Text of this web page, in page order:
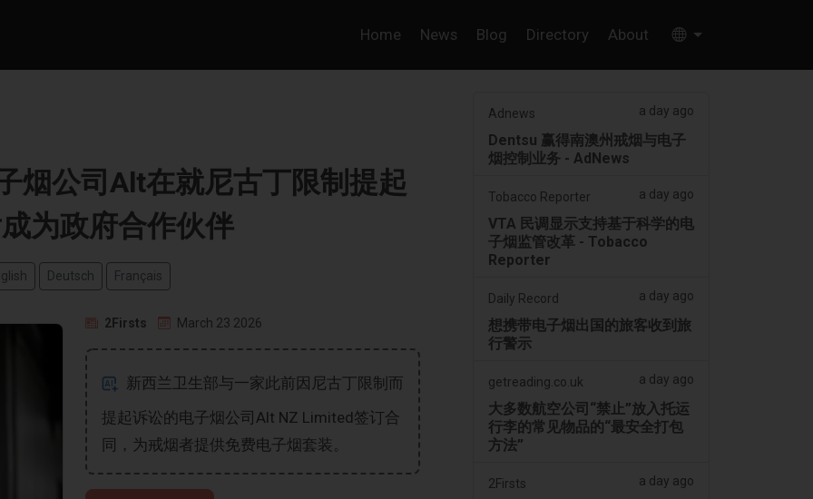
Home News Blog Directory About
烟公司Alt在就尼古丁限制提起
为政府合作伙伴
Deutsch Français
2Firsts March 23 2026
新西兰卫生部与一家此前因尼古丁限制而
提起诉讼的电子烟公司Alt NZ Limited签订合
同，为戒烟者提供免费电子烟套装。
Adnews a day ago
Dentsu 赢得南澳州戒烟与电子
烟控制业务 - AdNews
Tobacco Reporter a day ago
VTA 民调显示支持基于科学的电
子烟监管改革 - Tobacco
Reporter
Daily Record a day ago
想携带电子烟出国的旅客收到旅
行警示
getreading.co.uk a day ago
大多数航空公司“禁止”放入托运
行李的常见物品的“最安全打包
方法”
2Firsts a day ago